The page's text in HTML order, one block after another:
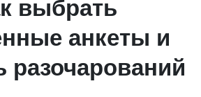
выбрать
анкеты и
разочарований